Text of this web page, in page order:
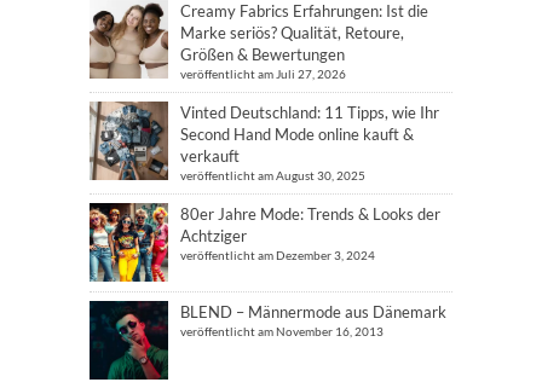
Creamy Fabrics Erfahrungen: Ist die
Marke seriös? Qualität, Retoure,
Größen & Bewertungen
veröffentlicht am Juli 27, 2026
Vinted Deutschland: 11 Tipps, wie Ihr
Second Hand Mode online kauft &
verkauft
veröffentlicht am August 30, 2025
80er Jahre Mode: Trends & Looks der
Achtziger
veröffentlicht am Dezember 3, 2024
BLEND – Männermode aus Dänemark
veröffentlicht am November 16, 2013